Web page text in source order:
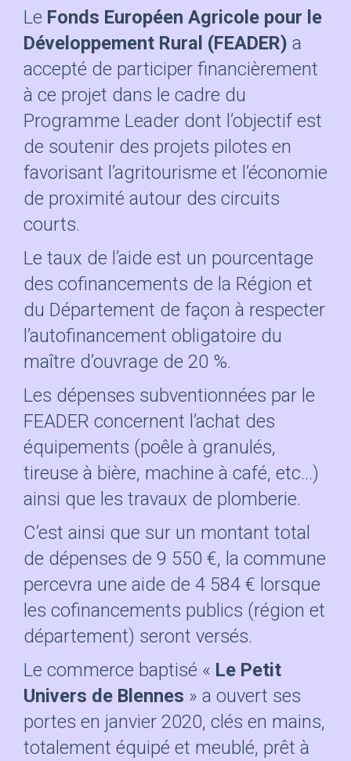
Le Fonds Européen Agricole pour le
Développement Rural (FEADER) a
accepté de participer financièrement
à ce projet dans le cadre du
Programme Leader dont l’objectif est
de soutenir des projets pilotes en
favorisant l’agritourisme et l’économie
de proximité autour des circuits
courts.
Le taux de l’aide est un pourcentage
des cofinancements de la Région et
du Département de façon à respecter
l’autofinancement obligatoire du
maître d’ouvrage de 20 %.
Les dépenses subventionnées par le
FEADER concernent l’achat des
équipements (poêle à granulés,
tireuse à bière, machine à café, etc…)
ainsi que les travaux de plomberie.
C’est ainsi que sur un montant total
de dépenses de 9 550 €, la commune
percevra une aide de 4 584 € lorsque
les cofinancements publics (région et
département) seront versés.
Le commerce baptisé « Le Petit
Univers de Blennes » a ouvert ses
portes en janvier 2020, clés en mains,
totalement équipé et meublé, prêt à